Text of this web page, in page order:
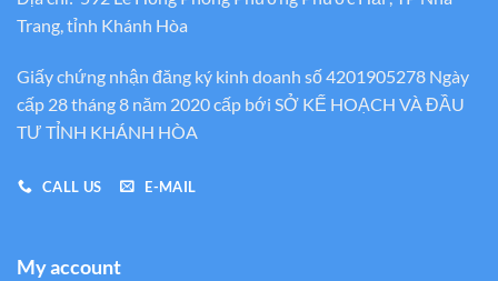
Trang, tỉnh Khánh Hòa
Giấy chứng nhận đăng ký kinh doanh số 4201905278 Ngày
cấp 28 tháng 8 năm 2020 cấp bới SỞ KẾ HOẠCH VÀ ĐẦU
TƯ TỈNH KHÁNH HÒA
CALL US E-MAIL
My account